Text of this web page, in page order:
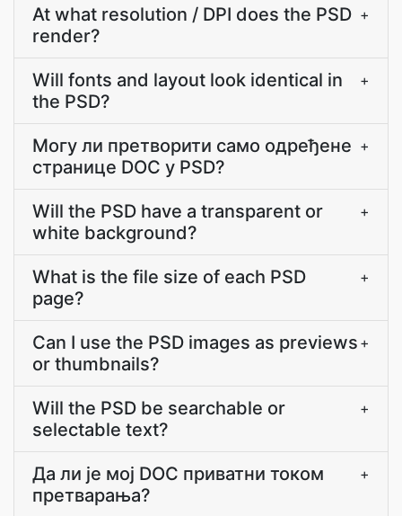
At what resolution / DPI does the PSD
render?
+
Will fonts and layout look identical in
the PSD?
+
Могу ли претворити само одређене
странице DOC у PSD?
+
Will the PSD have a transparent or
white background?
+
What is the file size of each PSD
page?
+
Can I use the PSD images as previews
or thumbnails?
+
Will the PSD be searchable or
selectable text?
+
Да ли је мој DOC приватни током
претварања?
+